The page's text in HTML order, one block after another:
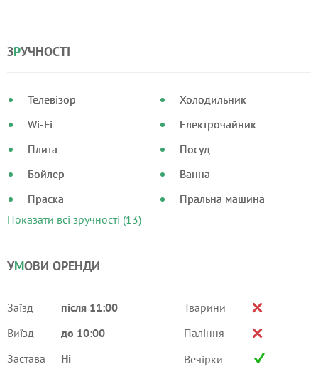
ЗРУЧНОСТІ
Телевізор
Wi-Fi
Плита
Бойлер
Праска
Холодильник
Електрочайник
Посуд
Ванна
Пральна машина
Показати всі зручності (13)
УМОВИ ОРЕНДИ
Заїзд
після 11:00
Виїзд
до 10:00
Застава
Ні
Тварини
Паління
Вечірки